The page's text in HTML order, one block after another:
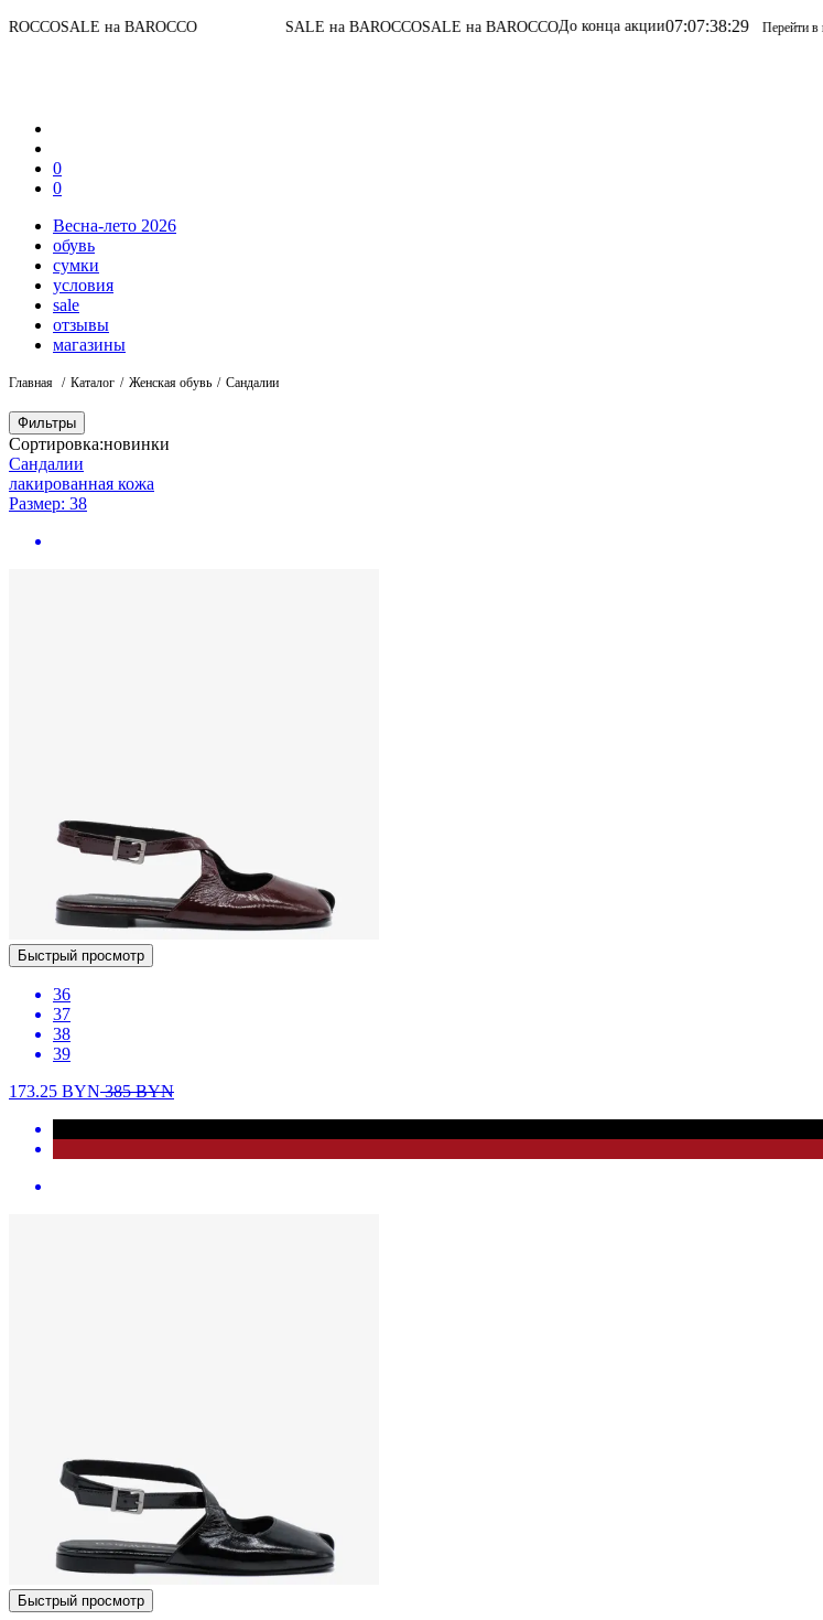
SALE на BAROCCO SALE на BAROCCOSALE на BAROCCOДо конца акции07:07:38:29 Перейти в каталог
0
0
Весна-лето 2026
обувь
сумки
условия
sale
отзывы
магазины
Главная Каталог Женская обувь Сандалии
Фильтры
Сортировка:новинки
Сандалии
лакированная кожа
Размер: 38
Быстрый просмотр
36
37
38
39
173.25 BYN385BYN
Быстрый просмотр